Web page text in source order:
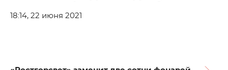
18:14, 22 июня 2021